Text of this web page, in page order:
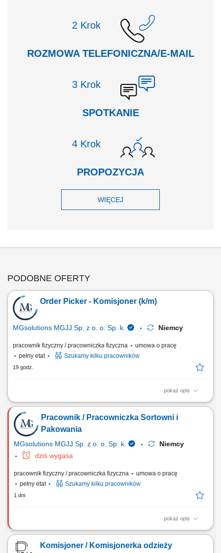
Krok
ROZMOWA TELEFONICZNA/E-MAIL
Krok
SPOTKANIE
Krok
PROPOZYCJA
WIĘCEJ
PODOBNE OFERTY
Order Picker - Komisjoner (k/m)
MGsolutions MGJJ Sp. z o. o. Sp. k. Niemcy
pracownik fizyczny / pracowniczka fizyczna
umowa o pracę
pełny etat
Szukamy kilku pracowników
19 godz.
pokaż opis
Opis stanowiska Konfekcjonawanie towaru w magazynie Układanie
towaru; Inne prace pomocnicze;
Pracownik / Pracowniczka Sortowni i
Pakowania
MGsolutions MGJJ Sp. z o. o. Sp. k.
Niemcy
dziś wygasa
pracownik fizyczny / pracowniczka fizyczna
umowa o pracę
pełny etat
Szukamy kilku pracowników
1 dni
pokaż opis
Twoje zadania: Realizacja prostych prac magazynowych o charakterze
Konfekcjonowanie produktów według zamówień; Kontrola jakości i
Komisjoner / Komisjonerka odzieży